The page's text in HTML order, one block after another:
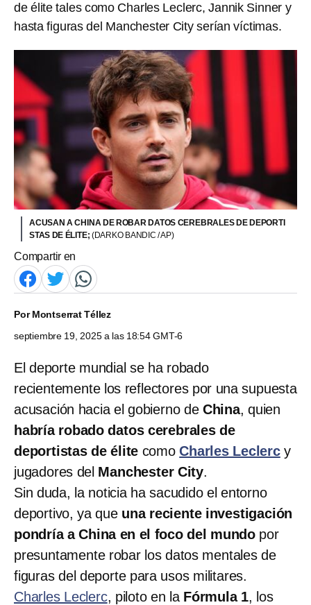
de élite tales como Charles Leclerc, Jannik Sinner y
hasta figuras del Manchester City serían víctimas.
ACUSAN A CHINA DE ROBAR DATOS CEREBRALES DE DEPORTI
STAS DE ÉLITE; (DARKO BANDIC / AP)
Compartir en
PorMontserrat Téllez
septiembre 19, 2025 a las 18:54 GMT-6
El deporte mundial se ha robado
recientemente los reflectores por una supuesta
acusación hacia el gobierno de China, quien
habría robado datos cerebrales de
deportistas de élite comoCharles Leclercy
jugadores del Manchester City.
Sin duda, la noticia ha sacudido el entorno
deportivo, ya que una reciente investigación
pondría a China en el foco del mundo por
presuntamente robar los datos mentales de
figuras del deporte para usos militares.
Charles Leclerc, piloto en laFórmula 1, los